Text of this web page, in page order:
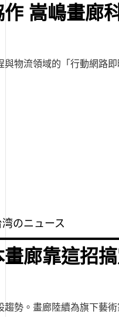
嵩嶋畫廊
物流領域的「行動網路
湾のニュース
廊靠這招
勢。畫廊陸續為旗下藝